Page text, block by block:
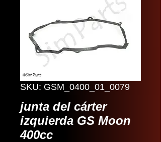
SKU: GSM_0400_01_0079
junta del cárter
izquierda GS Moon
400cc